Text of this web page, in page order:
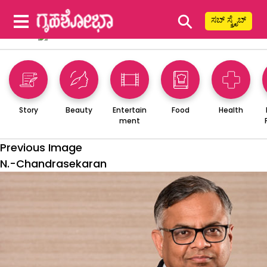
⚲ ಸಬ್ ಸ್ಕ್ರೈಬ್
Story Beauty
Entertain
ment
Food Health
Previous Image
N.-Chandrasekaran